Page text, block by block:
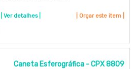
| Ver detalhes | | Orçar este item |
Caneta Esferográfica - CPX 8809